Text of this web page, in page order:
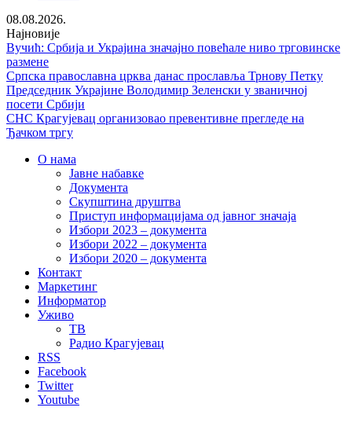
08.08.2026.
Најновије
Вучић: Србија и Украјина значајно повећале ниво трговинске
размене
Српска православна црква данас прославља Трнову Петку
Председник Украјине Володимир Зеленски у званичној
посети Србији
СНС Крагујевац организовао превентивне прегледе на
Ђачком тргу
О нама
Јавне набавке
Документа
Скупштина друштва
Приступ информацијама од јавног значаја
Избори 2023 – документа
Избори 2022 – документа
Избори 2020 – документа
Контакт
Маркетинг
Информатор
Уживо
ТВ
Радио Крагујевац
RSS
Facebook
Twitter
Youtube